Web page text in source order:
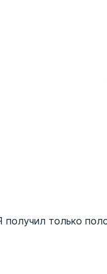
направлена к
профессионально,
получил только